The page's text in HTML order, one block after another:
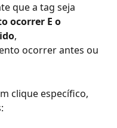
que a tag seja
ocorrer E o
,
ocorrer antes ou
clique específico,